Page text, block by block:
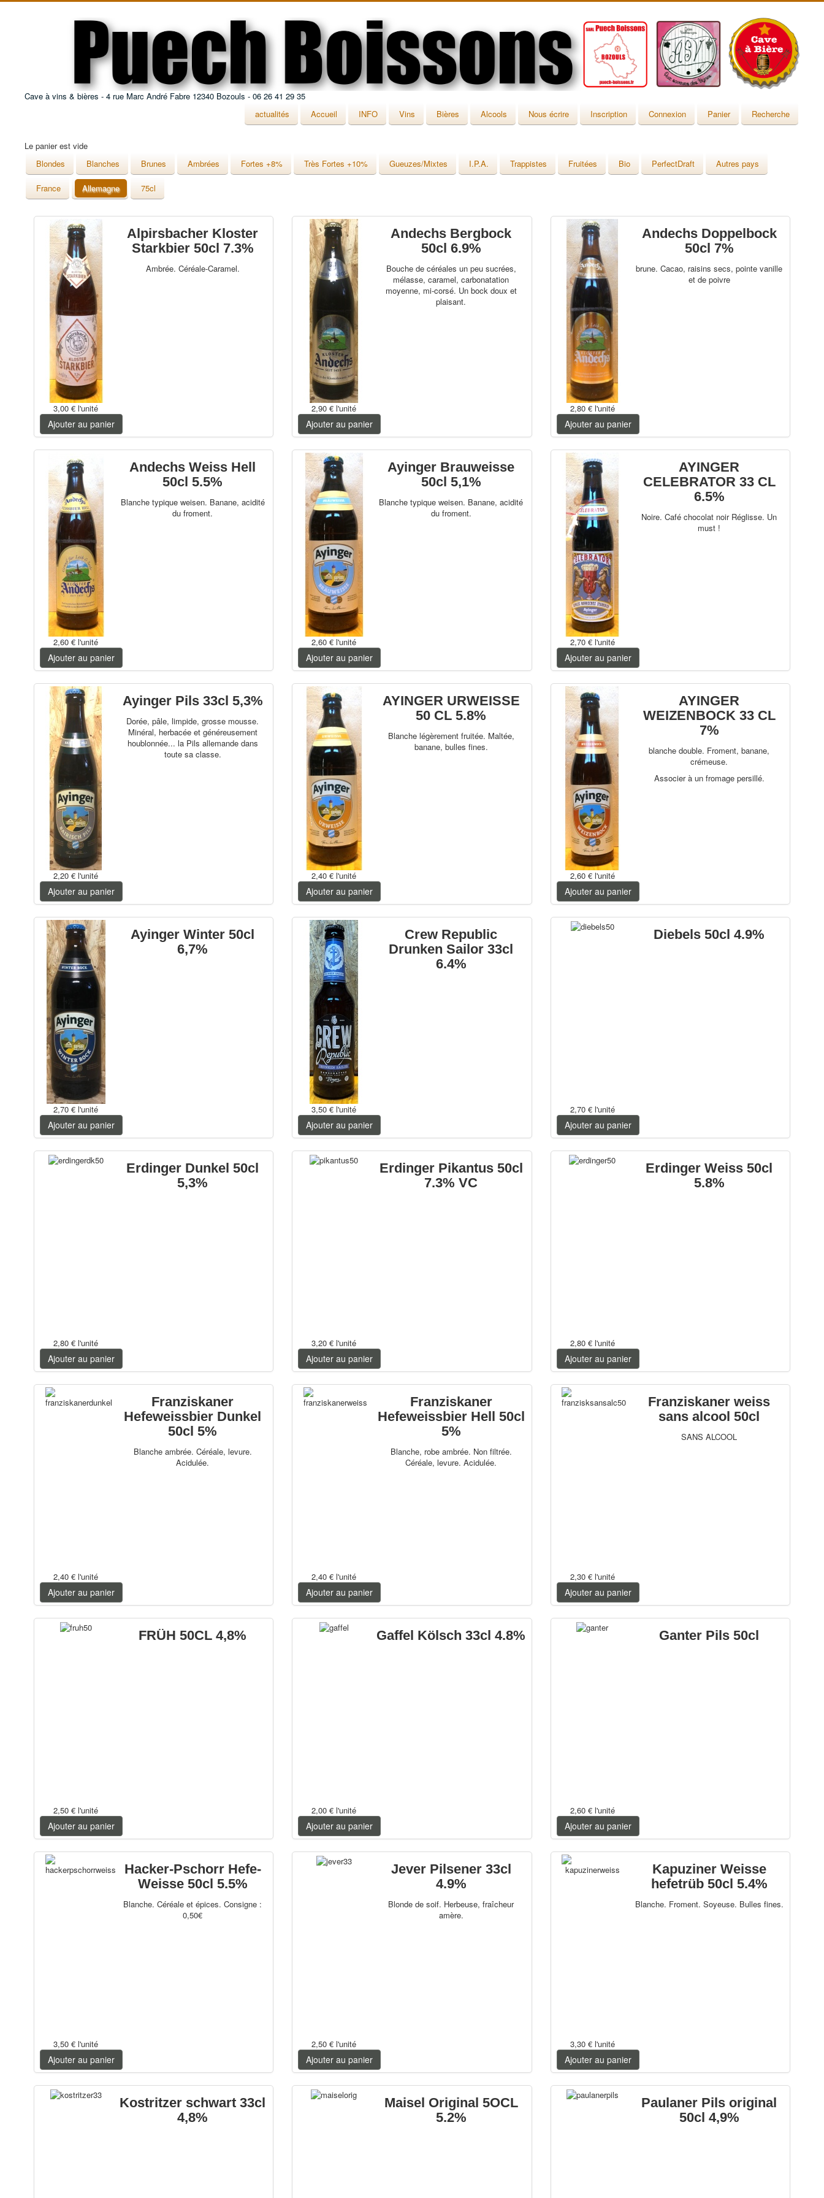
Cave à vins & bières - 4 rue Marc André Fabre 12340 Bozouls - 06 26 41 29 35
actualités
Accueil INFO Vins Bières Alcools Nous écrire Inscription Connexion Panier Recherche
Le panier est vide
Blondes
Blanches Brunes Ambrées Fortes +8% Très Fortes +10% Gueuzes/Mixtes I.P.A. Trappistes Fruitées Bio PerfectDraft Autres pays
France Allemagne 75cl
3,00 € l'unité
Ajouter au panier
Alpirsbacher Kloster
Starkbier 50cl 7.3%
Ambrée. Céréale-Caramel.
2,90 € l'unité
Ajouter au panier
Andechs Bergbock
50cl 6.9%
Bouche de céréales un peu sucrées,
mélasse, caramel, carbonatation
moyenne, mi-corsé. Un bock doux et
plaisant.
2,80 € l'unité
Ajouter au panier
Andechs Doppelbock
50cl 7%
brune. Cacao, raisins secs, pointe vanille
et de poivre
2,60 € l'unité
Ajouter au panier
Andechs Weiss Hell
50cl 5.5%
Blanche typique weisen. Banane, acidité
du froment.
2,60 € l'unité
Ajouter au panier
Ayinger Brauweisse
50cl 5,1%
Blanche typique weisen. Banane, acidité
du froment.
2,70 € l'unité
Ajouter au panier
AYINGER
CELEBRATOR 33 CL
6.5%
Noire. Café chocolat noir Réglisse. Un
must !
2,20 € l'unité
Ajouter au panier
Ayinger Pils 33cl 5,3%
Dorée, pâle, limpide, grosse mousse.
Minéral, herbacée et généreusement
houblonnée... la Pils allemande dans
toute sa classe.
2,40 € l'unité
Ajouter au panier
AYINGER URWEISSE
50 CL 5.8%
Blanche légèrement fruitée. Maltée,
banane, bulles fines.
2,60 € l'unité
Ajouter au panier
AYINGER
WEIZENBOCK 33 CL
7%
blanche double. Froment, banane,
crémeuse.
Associer à un fromage persillé.
2,70 € l'unité
Ajouter au panier
Ayinger Winter 50cl
6,7%
3,50 € l'unité
Ajouter au panier
Crew Republic
Drunken Sailor 33cl
6.4%
2,70 € l'unité
Ajouter au panier
Diebels 50cl 4.9%
2,80 € l'unité
Ajouter au panier
Erdinger Dunkel 50cl
5,3%
3,20 € l'unité
Ajouter au panier
Erdinger Pikantus 50cl
7.3% VC
2,80 € l'unité
Ajouter au panier
Erdinger Weiss 50cl
5.8%
2,40 € l'unité
Ajouter au panier
Franziskaner
Hefeweissbier Dunkel
50cl 5%
Blanche ambrée. Céréale, levure.
Acidulée.
2,40 € l'unité
Ajouter au panier
Franziskaner
Hefeweissbier Hell 50cl
5%
Blanche, robe ambrée. Non filtrée.
Céréale, levure. Acidulée.
2,30 € l'unité
Ajouter au panier
Franziskaner weiss
sans alcool 50cl
SANS ALCOOL
2,50 € l'unité
Ajouter au panier
FRÜH 50CL 4,8%
2,00 € l'unité
Ajouter au panier
Gaffel Kölsch 33cl 4.8%
2,60 € l'unité
Ajouter au panier
Ganter Pils 50cl
3,50 € l'unité
Ajouter au panier
Hacker-Pschorr Hefe-
Weisse 50cl 5.5%
Blanche. Céréale et épices. Consigne :
0,50€
2,50 € l'unité
Ajouter au panier
Jever Pilsener 33cl
4.9%
Blonde de soif. Herbeuse, fraîcheur
amère.
3,30 € l'unité
Ajouter au panier
Kapuziner Weisse
hefetrüb 50cl 5.4%
Blanche. Froment. Soyeuse. Bulles fines.
Kostritzer schwart 33cl
4,8%
Maisel Original 5OCL
5.2%
Paulaner Pils original
50cl 4,9%